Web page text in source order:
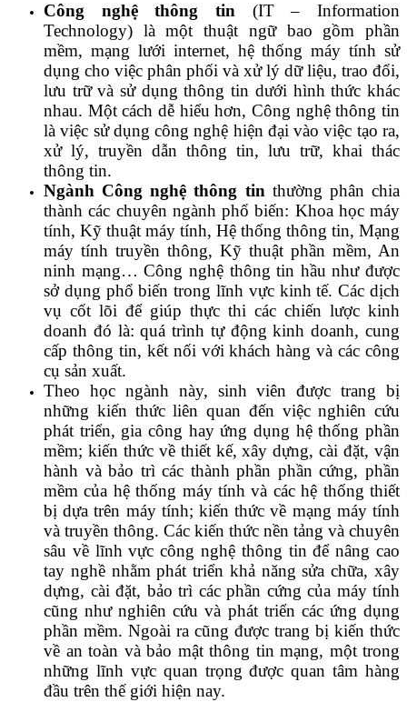
Công nghệ thông tin (IT – Information
Technology) là một thuật ngữ bao gồm phần
mềm, mạng lưới internet, hệ thống máy tính sử
dụng cho việc phân phối và xử lý dữ liệu, trao đổi,
lưu trữ và sử dụng thông tin dưới hình thức khác
nhau. Một cách dễ hiểu hơn, Công nghệ thông tin
là việc sử dụng công nghệ hiện đại vào việc tạo ra,
xử lý, truyền dẫn thông tin, lưu trữ, khai thác
thông tin.
Ngành Công nghệ thông tinthường phân chia
thành các chuyên ngành phổ biến: Khoa học máy
tính, Kỹ thuật máy tính, Hệ thống thông tin, Mạng
máy tính truyền thông, Kỹ thuật phần mềm, An
ninh mạng… Công nghệ thông tin hầu như được
sở dụng phổ biến trong lĩnh vực kinh tế. Các dịch
vụ cốt lõi để giúp thực thi các chiến lược kinh
doanh đó là: quá trình tự động kinh doanh, cung
cấp thông tin, kết nối với khách hàng và các công
cụ sản xuất.
Theo học ngành này, sinh viên được trang bị
những kiến thức liên quan đến việc nghiên cứu
phát triển, gia công hay ứng dụng hệ thống phần
mềm; kiến thức về thiết kế, xây dựng, cài đặt, vận
hành và bảo trì các thành phần phần cứng, phần
mềm của hệ thống máy tính và các hệ thống thiết
bị dựa trên máy tính; kiến thức về mạng máy tính
và truyền thông. Các kiến thức nền tảng và chuyên
sâu về lĩnh vực công nghệ thông tin để nâng cao
tay nghề nhằm phát triển khả năng sửa chữa, xây
dựng, cài đặt, bảo trì các phần cứng của máy tính
cũng như nghiên cứu và phát triển các ứng dụng
phần mềm. Ngoài ra cũng được trang bị kiến thức
về an toàn và bảo mật thông tin mạng, một trong
những lĩnh vực quan trọng được quan tâm hàng
đầu trên thế giới hiện nay.